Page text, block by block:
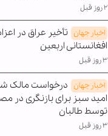
۲ روز قبل
اخبار جهان تأخیر عراق در
افغانستانی اربعین
۳ روز قبل
اخبار جهان درخواست مالک
امید سبز برای بازنگری در
توسط طالبان
۳ روز قبل